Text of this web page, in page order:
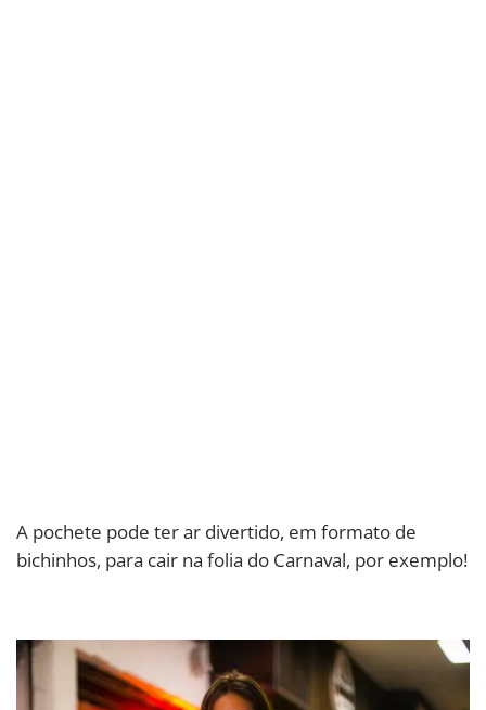
A pochete pode ter ar divertido, em formato de
bichinhos, para cair na folia do Carnaval, por exemplo!